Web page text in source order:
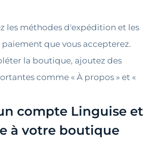
les méthodes d'expédition et les
que vous accepterez.
la boutique, ajoutez des
comme « À propos » et «
compte Linguise et
à votre boutique